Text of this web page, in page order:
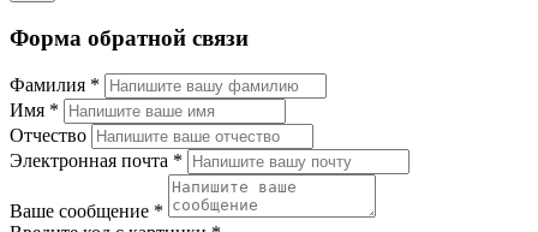
Форма обратной связи
Фамилия *
Имя *
Отчество
Электронная почта *
Ваше сообщение *